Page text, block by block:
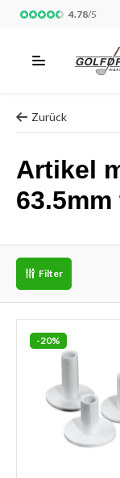
4.78/5
Zurück
Artikel
63.5mm
Filter
-20%